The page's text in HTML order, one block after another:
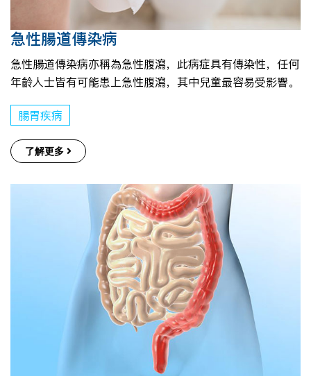
急性腸道傳染病
急性腸道傳染病亦稱為急性腹瀉，此病症具有傳染性，任何
年齡人士皆有可能患上急性腹瀉，其中兒童最容易受影響。
腸胃疾病
了解更多